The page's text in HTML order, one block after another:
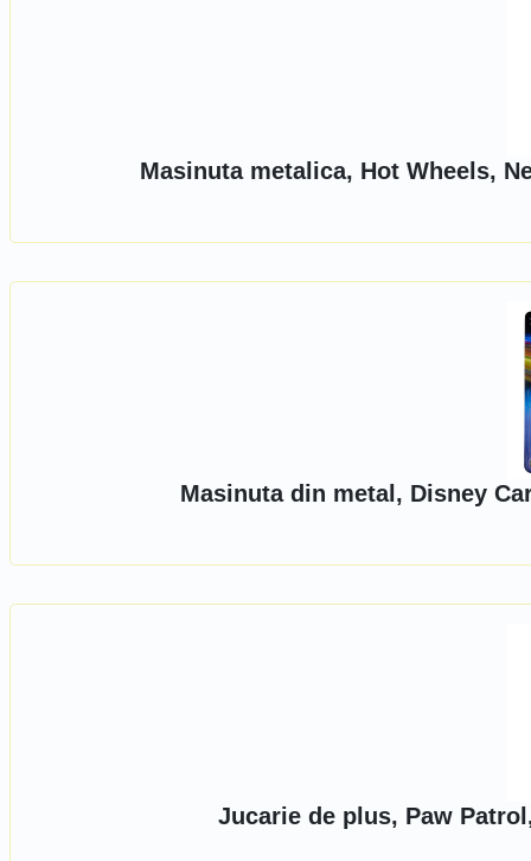
Masinuta metalica, Hot Wheels,
Masinuta din metal, Disney
Jucarie de plus, Paw